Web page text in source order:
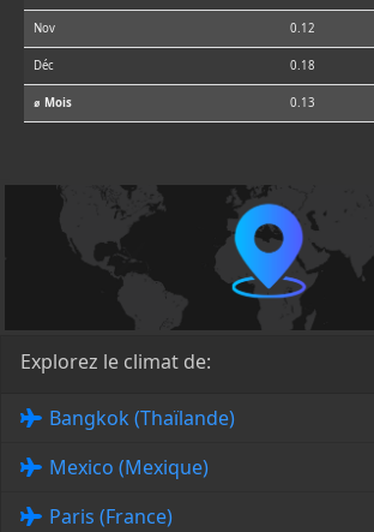
Nov 0.12
Déc 0.18
⌀ Mois 0.13
Explorez le climat de:
Bangkok (Thaïlande)
Mexico (Mexique)
Paris (France)